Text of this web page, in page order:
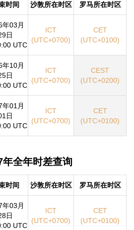
时间 沙敦所在时区 罗马所在时区
年03月
日
UTC
ICT
(UTC+0700)
CET
(UTC+0100)
年10月
日
UTC
ICT
(UTC+0700)
CEST
(UTC+0200)
年01月
日
UTC
ICT
(UTC+0700)
CET
(UTC+0100)
全年时差查询
时间 沙敦所在时区 罗马所在时区
年03月
日
UTC
ICT
(UTC+0700)
CET
(UTC+0100)